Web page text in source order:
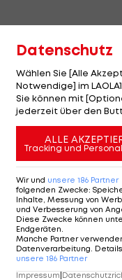
Datenschutz
Wählen Sie [Alle
Notwendige] im
Sie können mit
jederzeit über den
ALLE
Tracking und
Wir und unsere 186 Partner
folgenden Zwecke:
Inhalte, Messung von
und Verbesserung von
Diese Zwecke können
Endgeräten
Manche Partner
Datenverarbeitung.
unsere 186 Partner
Impressum|